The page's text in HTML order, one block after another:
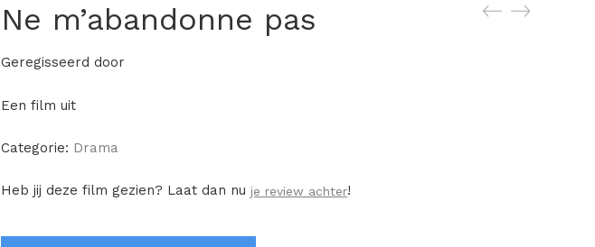
Ne m’abandonne pas
Geregisseerd door
Een film uit
Categorie: Drama
Heb jij deze film gezien? Laat dan nu je review achter!